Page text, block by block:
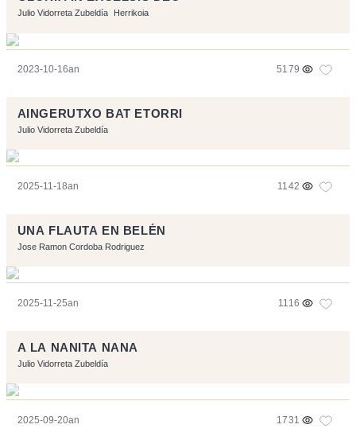
Julio Vidorreta Zubeldía Herrikoia
2023-10-16an 5179
AINGERUTXO BAT ETORRI
Julio Vidorreta Zubeldía
2025-11-18an 1142
UNA FLAUTA EN BELÉN
Jose Ramon Cordoba Rodriguez
2025-11-25an 1116
A LA NANITA NANA
Julio Vidorreta Zubeldía
2025-09-20an 1731